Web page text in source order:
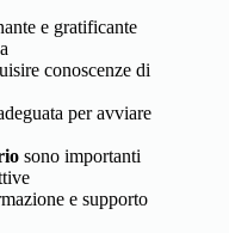
e gratificante
conoscenze di
per avviare
sono importanti
e supporto